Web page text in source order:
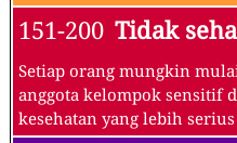
151-200 Tidak
Setiap orang mungkin
anggota kelompok sensitif
kesehatan yang lebih serius